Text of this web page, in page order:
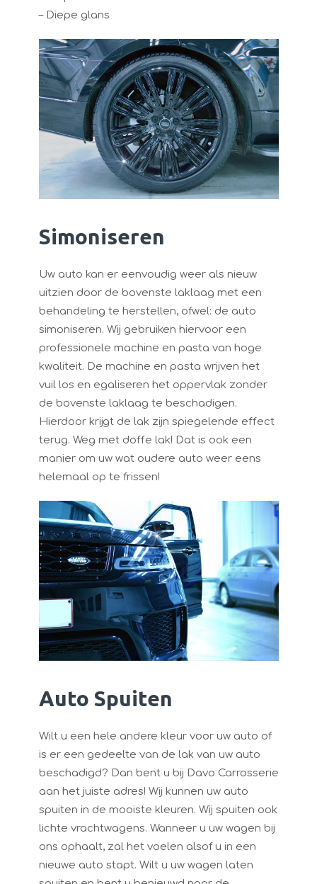
– Diepe glans
Simoniseren
Uw auto kan er eenvoudig weer als nieuw
uitzien door de bovenste laklaag met een
behandeling te herstellen, ofwel: de auto
simoniseren. Wij gebruiken hiervoor een
professionele machine en pasta van hoge
kwaliteit. De machine en pasta wrijven het
vuil los en egaliseren het oppervlak zonder
de bovenste laklaag te beschadigen.
Hierdoor krijgt de lak zijn spiegelende effect
terug. Weg met doffe lak! Dat is ook een
manier om uw wat oudere auto weer eens
helemaal op te frissen!
Auto Spuiten
Wilt u een hele andere kleur voor uw auto of
is er een gedeelte van de lak van uw auto
beschadigd? Dan bent u bij Davo Carrosserie
aan het juiste adres! Wij kunnen uw auto
spuiten in de mooiste kleuren. Wij spuiten ook
lichte vrachtwagens. Wanneer u uw wagen bij
ons ophaalt, zal het voelen alsof u in een
nieuwe auto stapt. Wilt u uw wagen laten